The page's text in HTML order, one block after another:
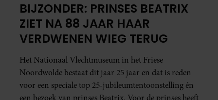
BIJZONDER: PRINSES BEATRIX
ZIET NA 88 JAAR HAAR
VERDWENEN WIEG TERUG
Het Nationaal Vlechtmuseum in het Friese
Noordwolde bestaat dit jaar 25 jaar en dat is reden
voor een speciale top 25-jubileumtentoonstelling én